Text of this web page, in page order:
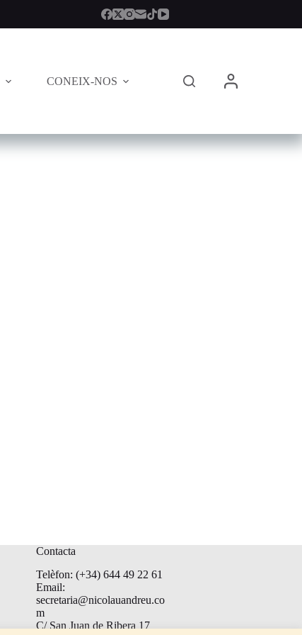
CONEIX-NOS
Contacta
Telèfon: (+34) 644 49 22 61
Email:
secretaria@nicolauandreu.co
m
C/ San Juan de Ribera 17